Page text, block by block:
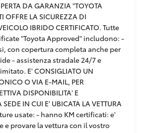
DA GARANZIA "TOYOTA
OFFRE LA SICUREZZA DI
IBRIDO CERTIFICATO. Tutte
"Toyota Approved" includono: -
con copertura completa anche per
- assistenza stradale 24/7 e
E' CONSIGLIATO UN
O VIA E-MAIL, PER
DISPONIBILITA' E
IN CUI E' UBICATA LA VETTURA
usate: - hanno KM certificati: e'
e provare la vettura con il vostro